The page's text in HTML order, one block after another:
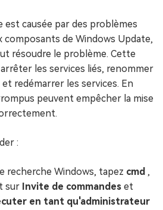
est causée par des problèmes
composants de Windows Update,
résoudre le problème. Cette
les services liés, renommer
redémarrer les services. En
peuvent empêcher la mise
:
recherche Windows, tapez cmd ,
sur Invite de commandes et
en tant qu'administrateur